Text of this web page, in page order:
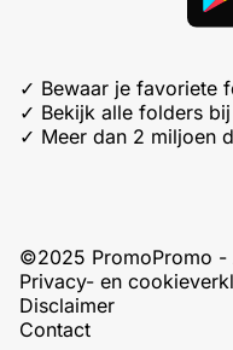
✓ Bewaar je favoriete
✓ Bekijk alle folders
✓ Meer dan 2 miljoen
©2025 PromoPromo -
Privacy- en
Disclaimer
Contact